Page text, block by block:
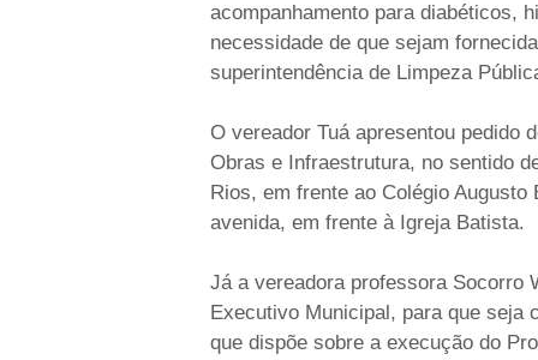
acompanhamento para diabéticos,
necessidade de que sejam
superintendência de Limpeza
O vereador Tuá apresentou pedido
Obras e Infraestrutura, no sentido
Rios, em frente ao Colégio
avenida, em frente à Igreja Batista.
Já a vereadora professora Socorro
Executivo Municipal, para que seja
que dispõe sobre a execução do